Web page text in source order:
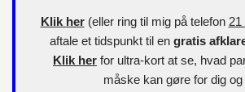
Klik her(eller ring til mig på telefon 21
aftale et tidspunkt til en gratis
Klik her for ultra-kort at se, hvad
måske kan gøre for dig og